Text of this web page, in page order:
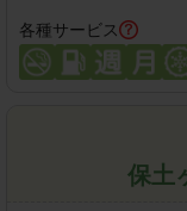
各種サービス
保土